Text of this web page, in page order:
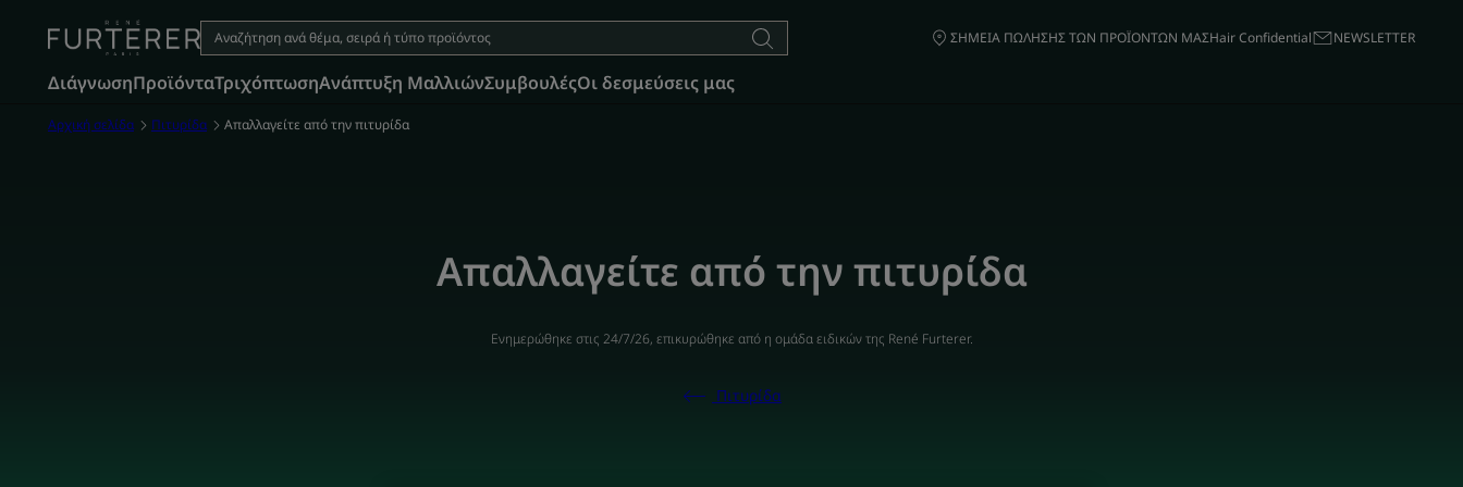
ΣΗΜΕΙΑ ΠΩΛΗΣΗΣ ΤΩΝ ΠΡΟΪΟΝΤΩΝ ΜΑΣHair Confidential ΝΕWSLETTER
ΔιάγνωσηΠροϊόνταΤριχόπτωσηAνάπτυξη ΜαλλιώνΣυμβουλέςΟι δεσμεύσεις μας
Αρχική σελίδα Πιτυρίδα Απαλλαγείτε από την πιτυρίδα
Απαλλαγείτε από την πιτυρίδα
Ενημερώθηκε στις 24/7/26, επικυρώθηκε από η ομάδα ειδικών της René Furterer.
Πιτυρίδα